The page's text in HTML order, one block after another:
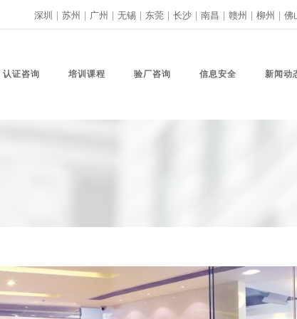
深圳 | 苏州 | 广州 | 无锡 | 东莞 | 长沙 | 南昌 | 赣州 | 柳州 | 佛
认证咨询 培训课程 验厂咨询 信息安全 新闻动